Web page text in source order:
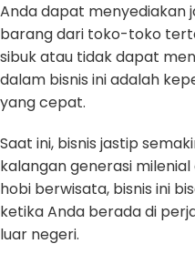
Anda dapat menyediakan
barang dari toko-toko
sibuk atau tidak dapat
dalam bisnis ini adalah
yang cepat.
Saat ini, bisnis jastip
kalangan generasi milenial
hobi berwisata, bisnis ini
ketika Anda berada di
luar negeri.